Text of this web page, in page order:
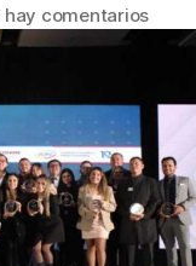
m
ar
tir
hay comentariosen
para
la